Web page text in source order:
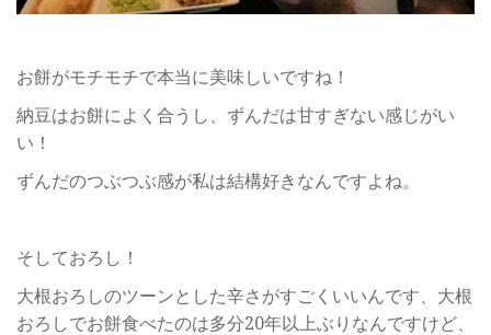
お餅がモチモチで本当に美味しいですね！
納豆はお餅によく合うし、ずんだは甘すぎない感じがい
い！
ずんだのつぶつぶ感が私は結構好きなんですよね。
そしておろし！
大根おろしのツーンとした辛さがすごくいいんです、大根
おろしでお餅食べたのは多分20年以上ぶりなんですけど、